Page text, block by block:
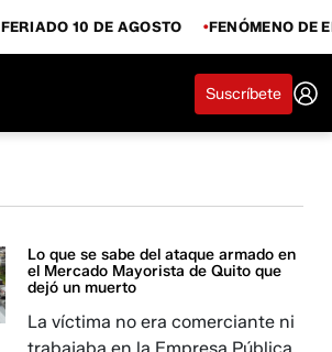
FERIADO 10 DE AGOSTO FENÓMENO DE
Suscríbete
Lo que se sabe del ataque armado en
el Mercado Mayorista de Quito que
dejó un muerto
La víctima no era comerciante ni